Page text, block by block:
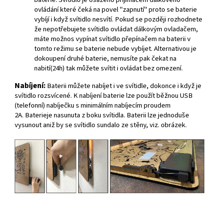
ovládání které čeká na povel "zapnutí" proto se baterie
vybíjí i když svítidlo nesvítí. Pokud se později rozhodnete
že nepotřebujete svítidlo ovládat dálkovým ovladačem,
máte možnos vypínat svítidlo přepínačem na baterii v
tomto režimu se baterie nebude vybíjet. Alternativou je
dokoupení druhé baterie, nemusíte pak čekat na
nabití(24h) tak můžete svítit i ovládat bez omezení.
Nabíjení:Baterii můžete nabíjet i ve svítidle, dokonce i když je
svítidlo rozsvícené. K nabíjení baterie lze použít běžnou USB
(telefonní) nabíječku s minimálním nabíjecím proudem
2A. Baterieje nasunuta z boku svítidla. Baterii lze jednoduše
vysunout aniž by se svítidlo sundalo ze stěny, viz. obrázek.